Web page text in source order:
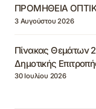
ΠΡΟΜΗΘΕΙΑ
3 Αυγούστου 2026
Πίνακας Θεμάτων
Δημοτικής
30 Ιουλίου 2026